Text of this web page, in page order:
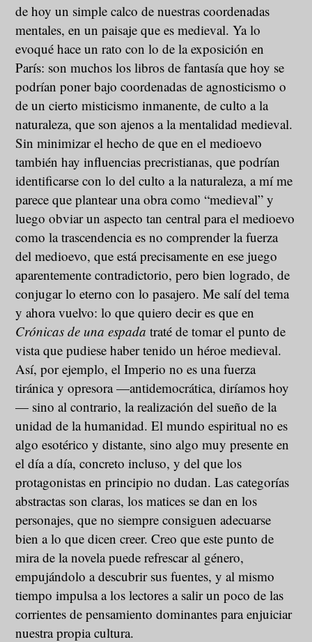
de hoy un simple calco de nuestras coordenadas
mentales, en un paisaje que es medieval. Ya lo
evoqué hace un rato con lo de la exposición en
París: son muchos los libros de fantasía que hoy se
podrían poner bajo coordenadas de agnosticismo o
de un cierto misticismo inmanente, de culto a la
naturaleza, que son ajenos a la mentalidad medieval.
Sin minimizar el hecho de que en el medioevo
también hay influencias precristianas, que podrían
identificarse con lo del culto a la naturaleza, a mí me
parece que plantear una obra como “medieval” y
luego obviar un aspecto tan central para el medioevo
como la trascendencia es no comprender la fuerza
del medioevo, que está precisamente en ese juego
aparentemente contradictorio, pero bien logrado, de
conjugar lo eterno con lo pasajero. Me salí del tema
y ahora vuelvo: lo que quiero decir es que en
Crónicas de una espada traté de tomar el punto de
vista que pudiese haber tenido un héroe medieval.
Así, por ejemplo, el Imperio no es una fuerza
tiránica y opresora —antidemocrática, diríamos hoy
— sino al contrario, la realización del sueño de la
unidad de la humanidad. El mundo espiritual no es
algo esotérico y distante, sino algo muy presente en
el día a día, concreto incluso, y del que los
protagonistas en principio no dudan. Las categorías
abstractas son claras, los matices se dan en los
personajes, que no siempre consiguen adecuarse
bien a lo que dicen creer. Creo que este punto de
mira de la novela puede refrescar al género,
empujándolo a descubrir sus fuentes, y al mismo
tiempo impulsa a los lectores a salir un poco de las
corrientes de pensamiento dominantes para enjuiciar
nuestra propia cultura.